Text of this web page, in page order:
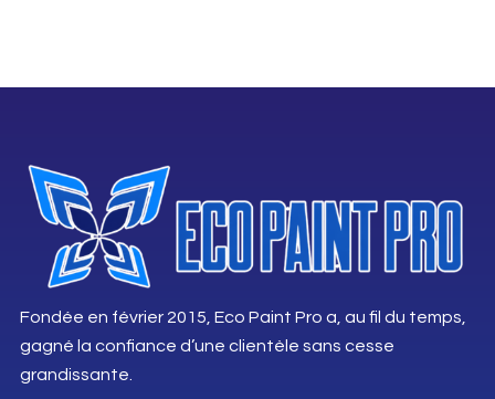
Fondée en février 2015, Eco Paint Pro a, au fil du temps,
gagné la confiance d’une clientèle sans cesse
grandissante.